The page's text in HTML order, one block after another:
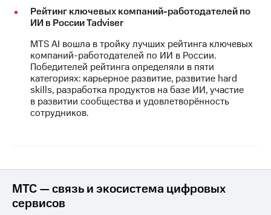
Рейтинг ключевых компаний-работодателей по
ИИ в России Tadviser
MTS AI вошла в тройку лучших рейтинга ключевых
компаний-работодателей по ИИ в России.
Победителей рейтинга определяли в пяти
категориях: карьерное развитие, развитие hard
skills, разработка продуктов на базе ИИ, участие
в развитии сообщества и удовлетворённость
сотрудников.
МТС — связь и экосистема цифровых
сервисов